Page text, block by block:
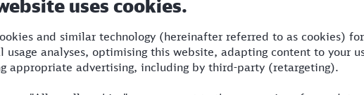
4:28 2 RE,ARV,ICE